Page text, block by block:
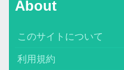
About
このサイトについて
利用規約